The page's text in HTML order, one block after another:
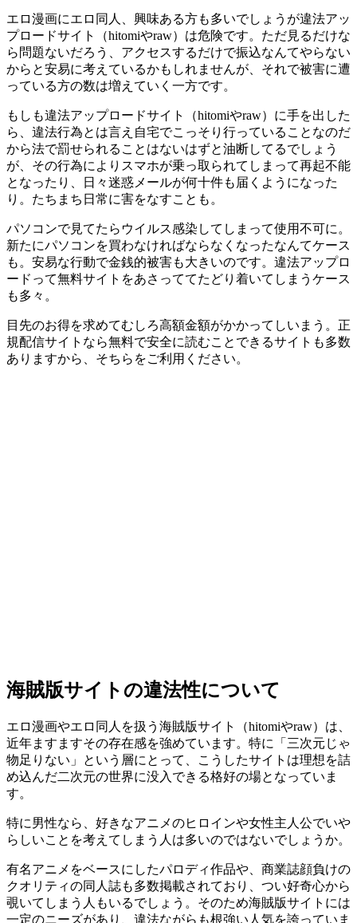
エロ漫画にエロ同人、興味ある方も多いでしょうが違法アッ
プロードサイト（hitomiやraw）は危険です。ただ見るだけな
ら問題ないだろう、アクセスするだけで振込なんてやらない
からと安易に考えているかもしれませんが、それで被害に遭
っている方の数は増えていく一方です。
もしも違法アップロードサイト（hitomiやraw）に手を出した
ら、違法行為とは言え自宅でこっそり行っていることなのだ
から法で罰せられることはないはずと油断してるでしょう
が、その行為によりスマホが乗っ取られてしまって再起不能
となったり、日々迷惑メールが何十件も届くようになった
り。たちまち日常に害をなすことも。
パソコンで見てたらウイルス感染してしまって使用不可に。
新たにパソコンを買わなければならなくなったなんてケース
も。安易な行動で金銭的被害も大きいのです。違法アップロ
ードって無料サイトをあさっててたどり着いてしまうケース
も多々。
目先のお得を求めてむしろ高額金額がかかってしいまう。正
規配信サイトなら無料で安全に読むことできるサイトも多数
ありますから、そちらをご利用ください。
海賊版サイトの違法性について
エロ漫画やエロ同人を扱う海賊版サイト（hitomiやraw）は、
近年ますますその存在感を強めています。特に「三次元じゃ
物足りない」という層にとって、こうしたサイトは理想を詰
め込んだ二次元の世界に没入できる格好の場となっていま
す。
特に男性なら、好きなアニメのヒロインや女性主人公でいや
らしいことを考えてしまう人は多いのではないでしょうか。
有名アニメをベースにしたパロディ作品や、商業誌顔負けの
クオリティの同人誌も多数掲載されており、つい好奇心から
覗いてしまう人もいるでしょう。そのため海賊版サイトには
一定のニーズがあり、違法ながらも根強い人気を誇っていま